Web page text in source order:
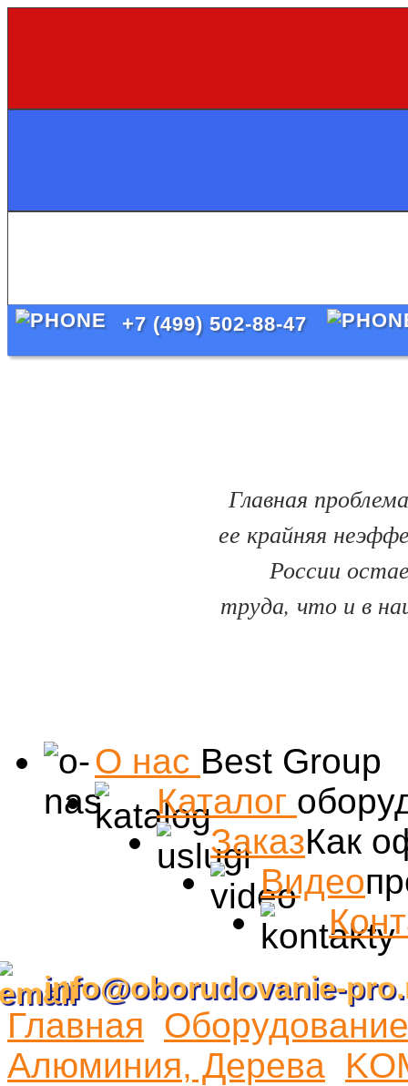
+7 (499) 502-88-47
Главная
ее крайняя
России
труда, что и в
О нас Best Group
Каталог
ЗаказКак
Видео
info@oborudovanie-
Главная
Алюминия, Дерева